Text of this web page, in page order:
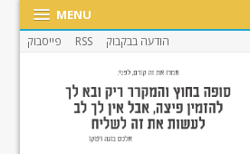
MENU
הודעה בבקבוק RSS פייסבוק